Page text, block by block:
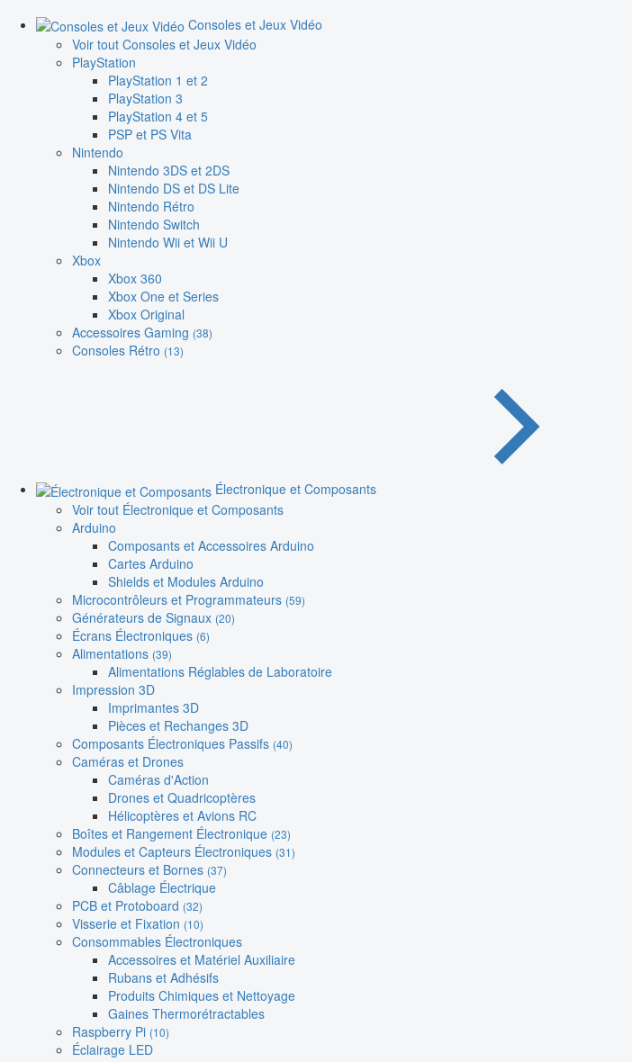
Consoles et Jeux Vidéo
Voir tout Consoles et Jeux Vidéo
PlayStation
PlayStation 1 et 2
PlayStation 3
PlayStation 4 et 5
PSP et PS Vita
Nintendo
Nintendo 3DS et 2DS
Nintendo DS et DS Lite
Nintendo Rétro
Nintendo Switch
Nintendo Wii et Wii U
Xbox
Xbox 360
Xbox One et Series
Xbox Original
Accessoires Gaming (38)
Consoles Rétro (13)
Électronique et Composants
Voir tout Électronique et Composants
Arduino
Composants et Accessoires Arduino
Cartes Arduino
Shields et Modules Arduino
Microcontrôleurs et Programmateurs (59)
Générateurs de Signaux (20)
Écrans Électroniques (6)
Alimentations (39)
Alimentations Réglables de Laboratoire
Impression 3D
Imprimantes 3D
Pièces et Rechanges 3D
Composants Électroniques Passifs (40)
Caméras et Drones
Caméras d'Action
Drones et Quadricoptères
Hélicoptères et Avions RC
Boîtes et Rangement Électronique (23)
Modules et Capteurs Électroniques (31)
Connecteurs et Bornes (37)
Câblage Électrique
PCB et Protoboard (32)
Visserie et Fixation (10)
Consommables Électroniques
Accessoires et Matériel Auxiliaire
Rubans et Adhésifs
Produits Chimiques et Nettoyage
Gaines Thermorétractables
Raspberry Pi (10)
Éclairage LED